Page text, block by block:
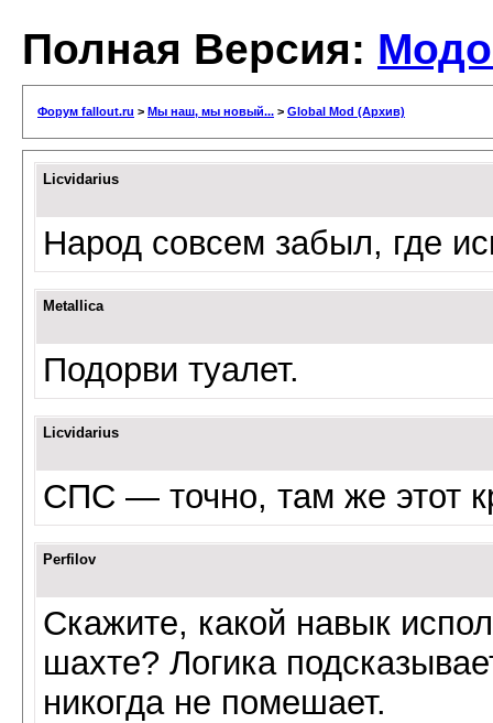
Полная Версия:
Форум fallout.ru > Мы наш, мы новый... > Global Mod (Архив)
Licvidarius
Народ совсем забыл, где
Metallica
Подорви туалет.
Licvidarius
СПС — точно, там же этот
Perfilov
Скажите, какой навык
шахте? Логика
никогда не помешает.